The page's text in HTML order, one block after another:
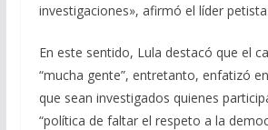
investigaciones», afirmó el líder petista.
En este sentido, Lula destacó que el
“mucha gente”, entretanto, enfatizó
que sean investigados quienes
“política de faltar el respeto a la